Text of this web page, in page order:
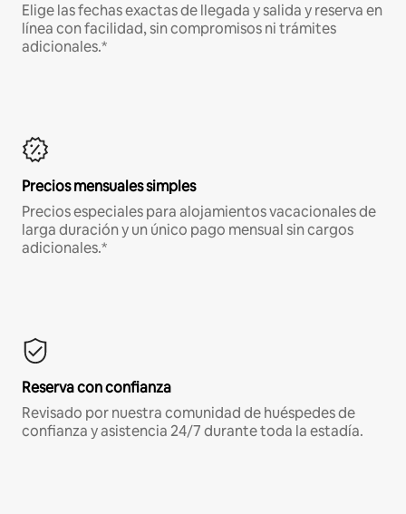
Elige las fechas exactas de llegada y salida y reserva en
línea con facilidad, sin compromisos ni trámites
adicionales.*
Precios mensuales simples
Precios especiales para alojamientos vacacionales de
larga duración y un único pago mensual sin cargos
adicionales.*
Reserva con confianza
Revisado por nuestra comunidad de huéspedes de
confianza y asistencia 24/7 durante toda la estadía.